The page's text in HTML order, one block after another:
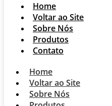
Home
Voltar ao Site
Sobre Nós
Produtos
Contato
Home
Voltar ao Site
Sobre Nós